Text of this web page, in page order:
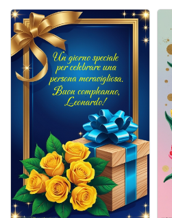
Cartoline animate
Accedi